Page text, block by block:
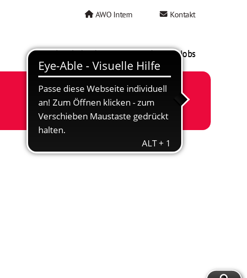
AWO Intern Kontakt
AWO als Arbeitgeber Mein AWO Jobs